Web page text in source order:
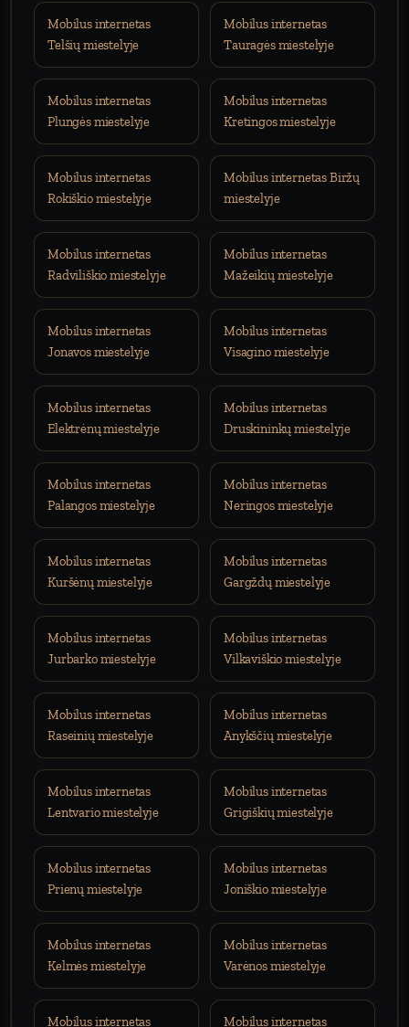
Mobilus internetas
Telšių miestelyje
Mobilus internetas
Tauragės miestelyje
Mobilus internetas
Plungės miestelyje
Mobilus internetas
Kretingos miestelyje
Mobilus internetas
Rokiškio miestelyje
Mobilus internetas Biržų
miestelyje
Mobilus internetas
Radviliškio miestelyje
Mobilus internetas
Mažeikių miestelyje
Mobilus internetas
Jonavos miestelyje
Mobilus internetas
Visagino miestelyje
Mobilus internetas
Elektrėnų miestelyje
Mobilus internetas
Druskininkų miestelyje
Mobilus internetas
Palangos miestelyje
Mobilus internetas
Neringos miestelyje
Mobilus internetas
Kuršėnų miestelyje
Mobilus internetas
Gargždų miestelyje
Mobilus internetas
Jurbarko miestelyje
Mobilus internetas
Vilkaviškio miestelyje
Mobilus internetas
Raseinių miestelyje
Mobilus internetas
Anykščių miestelyje
Mobilus internetas
Lentvario miestelyje
Mobilus internetas
Grigiškių miestelyje
Mobilus internetas
Prienų miestelyje
Mobilus internetas
Joniškio miestelyje
Mobilus internetas
Kelmės miestelyje
Mobilus internetas
Varėnos miestelyje
Mobilus internetas Mobilus internetas